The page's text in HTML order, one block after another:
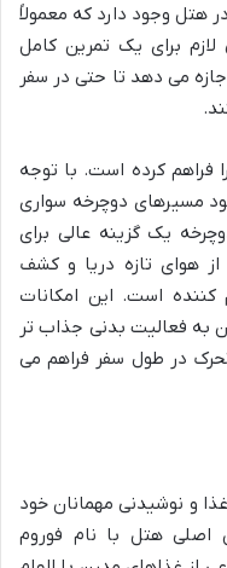
هتل وجود دارد که معمولاً
برای یک تمرین کامل
می دهد تا حتی در سفر
فراهم کرده است. با توجه
مسیرهای دوچرخه سواری
یک گزینه عالی برای
هوای تازه دریا و کشف
است. این امکانات
به فعالیت بدنی جذاب تر
در طول سفر فراهم می
و نوشیدنی مهمانان خود
اصلی هتل با نام فوروم